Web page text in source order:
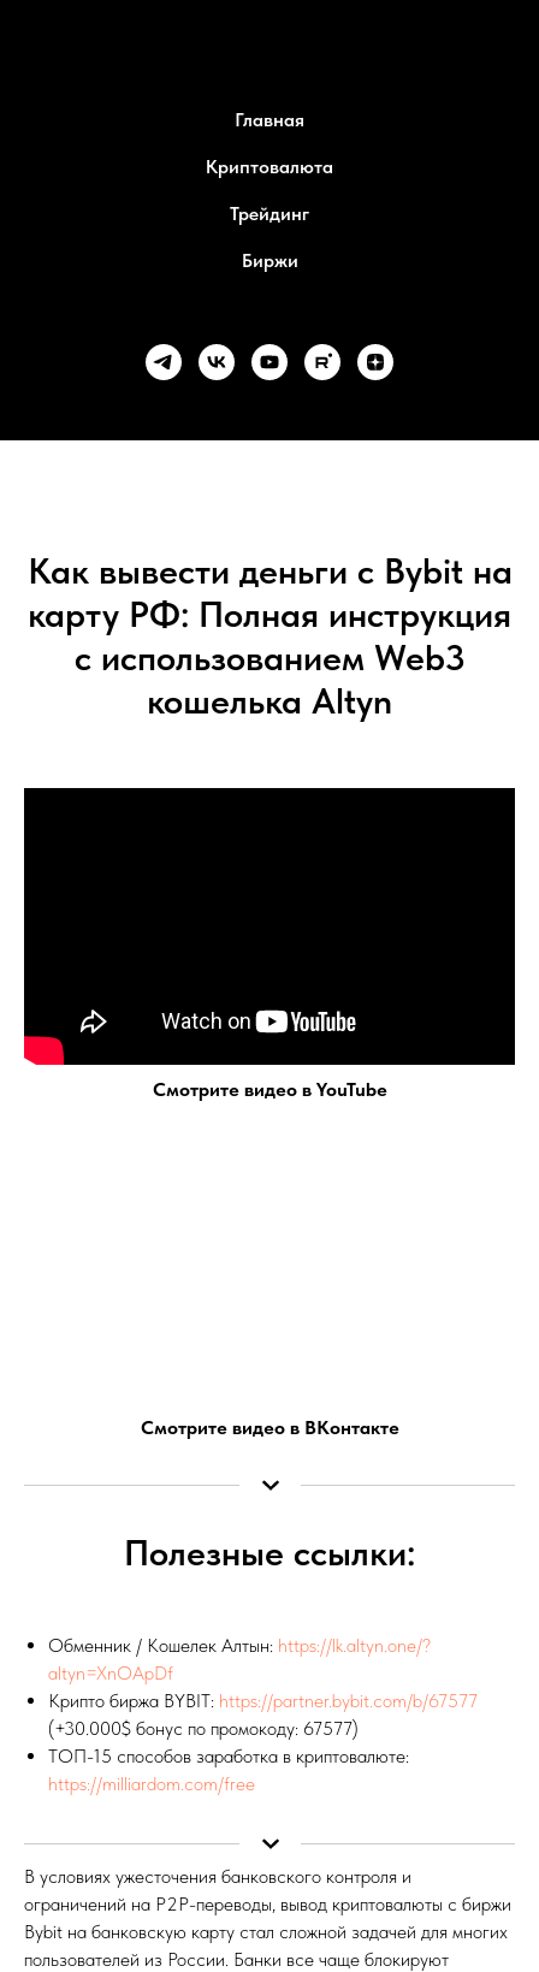
Главная
Криптовалюта
Трейдинг
Биржи
Как вывести деньги с Bybit на
карту РФ: Полная инструкция
с использованием Web3
кошелька Altyn
Смотрите видео в YouTube
Смотрите видео в ВКонтакте
Полезные ссылки:
Обменник / Кошелек Алтын: https://lk.altyn.one/?
altyn=XnOApDf
Крипто биржа BYBIT: https://partner.bybit.com/b/67577
(+30.000$ бонус по промокоду: 67577)
ТОП-15 способов заработка в криптовалюте:
https://milliardom.com/free
В условиях ужесточения банковского контроля и
ограничений на P2P-переводы, вывод криптовалюты с биржи
Bybit на банковскую карту стал сложной задачей для многих
пользователей из России. Банки все чаще блокируют